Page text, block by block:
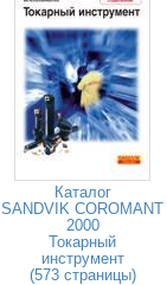
Каталог
SANDVIK COROMANT
2000
Токарный
инструмент
(573 страницы)